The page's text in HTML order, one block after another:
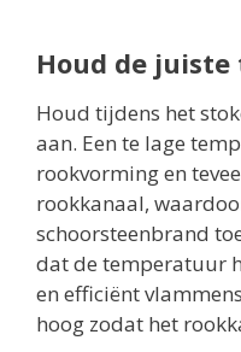
Houd de
Houd tijdens het
aan. Een te lage
rookvorming en
rookkanaal,
schoorsteenbrand
dat de temperatuur
en efficiënt
hoog zodat het